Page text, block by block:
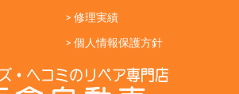
> 修理実績
> 個人情報保護方針